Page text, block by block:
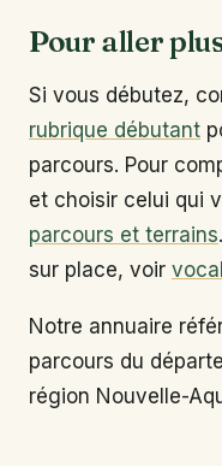
Pour aller
Si vous débutez,
rubrique débutant
parcours. Pour
et choisir celui qui
parcours et terrains
sur place, voir
Notre annuaire
parcours du
région Nouvelle-